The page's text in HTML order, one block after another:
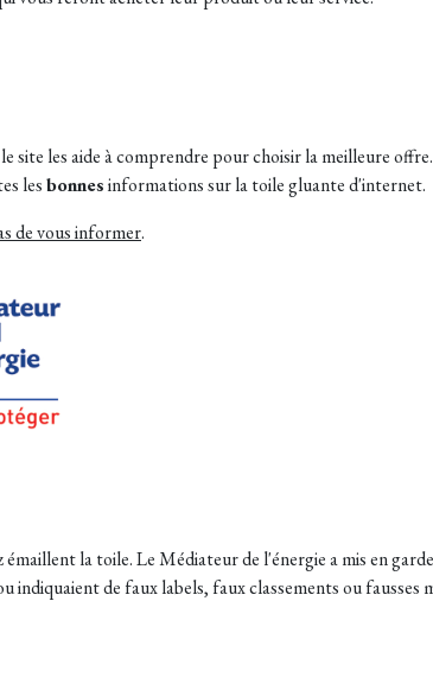
les aide à comprendre pour choisir la meilleure offre.
lesbonnesinformations sur la toile gluante d'internet.
de vous informer.
la toile. Le Médiateur de l'énergie a mis en
de faux labels, faux classements ou fausses